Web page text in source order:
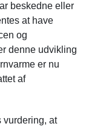
beskedne eller
at have
og
denne udvikling
er nu
af
vurdering, at